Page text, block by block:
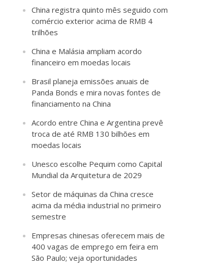
China registra quinto mês seguido com
comércio exterior acima de RMB 4
trilhões
China e Malásia ampliam acordo
financeiro em moedas locais
Brasil planeja emissões anuais de
Panda Bonds e mira novas fontes de
financiamento na China
Acordo entre China e Argentina prevê
troca de até RMB 130 bilhões em
moedas locais
Unesco escolhe Pequim como Capital
Mundial da Arquitetura de 2029
Setor de máquinas da China cresce
acima da média industrial no primeiro
semestre
Empresas chinesas oferecem mais de
400 vagas de emprego em feira em
São Paulo; veja oportunidades